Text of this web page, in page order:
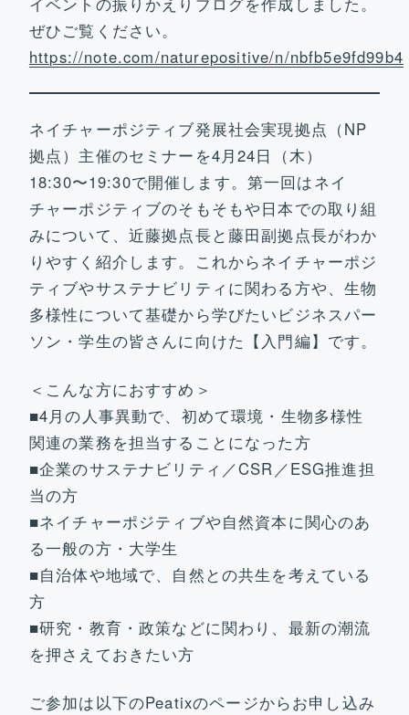
参画機関
ぜひご覧ください。
https://note.com/naturepositive/n/nbfb5e9fd99b4
ネイチャーポジティブ発展社会実現拠点（NP
拠点）主催のセミナーを4月24日（木）
18:30〜19:30で開催します。第一回はネイ
チャーポジティブのそもそもや日本での取り組
みについて、近藤拠点長と藤田副拠点長がわか
りやすく紹介します。これからネイチャーポジ
ティブやサステナビリティに関わる方や、生物
多様性について基礎から学びたいビジネスパー
ソン・学生の皆さんに向けた【入門編】です。
＜こんな方におすすめ＞
■4月の人事異動で、初めて環境・生物多様性
関連の業務を担当することになった方
■企業のサステナビリティ／CSR／ESG推進担
当の方
■ネイチャーポジティブや自然資本に関心のあ
る一般の方・大学生
■自治体や地域で、自然との共生を考えている
方
■研究・教育・政策などに関わり、最新の潮流
を押さえておきたい方
ご参加は以下のPeatixのページからお申し込み